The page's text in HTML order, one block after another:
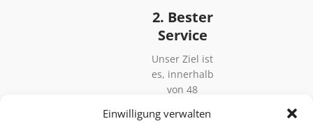
Einwilligung verwalten
2. Bester
Service
Unser Ziel ist
es, innerhalb
von 48
liefern,